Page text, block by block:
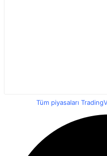
Tüm piyasaları